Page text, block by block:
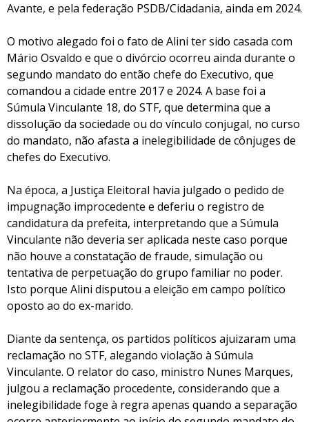
Avante, e pela federação PSDB/Cidadania, ainda em 2024.
O motivo alegado foi o fato de Alini ter sido casada com
Mário Osvaldo e que o divórcio ocorreu ainda durante o
segundo mandato do então chefe do Executivo, que
comandou a cidade entre 2017 e 2024. A base foi a
Súmula Vinculante 18, do STF, que determina que a
dissolução da sociedade ou do vínculo conjugal, no curso
do mandato, não afasta a inelegibilidade de cônjuges de
chefes do Executivo.
Na época, a Justiça Eleitoral havia julgado o pedido de
impugnação improcedente e deferiu o registro de
candidatura da prefeita, interpretando que a Súmula
Vinculante não deveria ser aplicada neste caso porque
não houve a constatação de fraude, simulação ou
tentativa de perpetuação do grupo familiar no poder.
Isto porque Alini disputou a eleição em campo político
oposto ao do ex-marido.
Diante da sentença, os partidos políticos ajuizaram uma
reclamação no STF, alegando violação à Súmula
Vinculante. O relator do caso, ministro Nunes Marques,
julgou a reclamação procedente, considerando que a
inelegibilidade foge à regra apenas quando a separação